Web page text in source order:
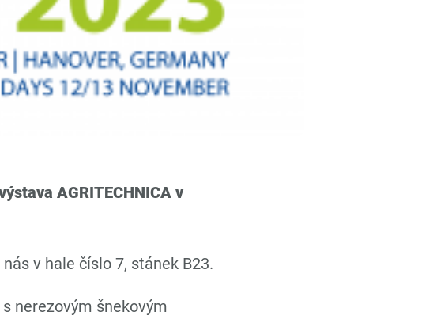
AGRITECHNICA v
v hale číslo 7, stánek B23.
nerezovým šnekovým